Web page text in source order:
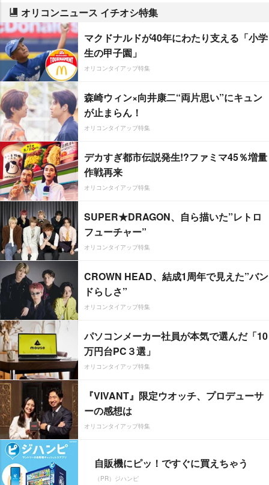
オリコンニュース イチオシ特集
マクドナルドが40年にわたり支える「小学
生の甲子園」
オリコンタイアップ特集
森崎ウィン×向井康二“両片思い”にキュン
が止まらん！
オリコンタイアップ特集
デカすぎ都市伝説発生!?ファミマ45％増量
作戦再来
オリコンタイアップ特集
SUPER★DRAGON、自ら描いた”レトロ
フューチャー”
オリコンタイアップ特集
CROWN HEAD、結成1周年で見えた”バン
ドらしさ”
オリコンタイアップ特集
パソコンメーカー社員が本気で選んだ「10
万円台PC３選」
オリコンタイアップ特集
『VIVANT』限定ウオッチ、プロデューサ
ーの感想は
オリコンタイアップ特集
自販機にピッ！ですぐに買えちゃう
（PR）ジハンピ